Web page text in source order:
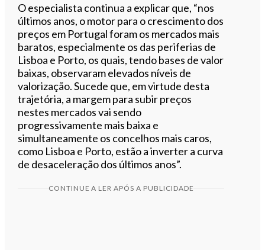
O especialista continua a explicar que, “nos
últimos anos, o motor para o crescimento dos
preços em Portugal foram os mercados mais
baratos, especialmente os das periferias de
Lisboa e Porto, os quais, tendo bases de valor
baixas, observaram elevados níveis de
valorização. Sucede que, em virtude desta
trajetória, a margem para subir preços
nestes mercados vai sendo
progressivamente mais baixa e
simultaneamente os concelhos mais caros,
como Lisboa e Porto, estão a inverter a curva
de desaceleração dos últimos anos”.
CONTINUE A LER APÓS A PUBLICIDADE